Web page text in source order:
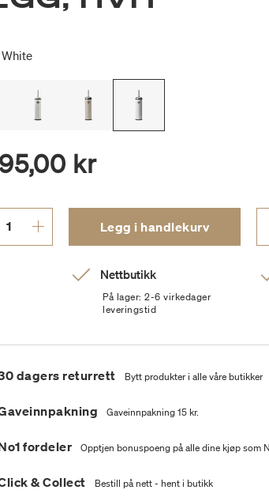
White
kr
Legg i handlekurv
Nettbutikk
På lager: 2-6 virkedager
leveringstid
dagers returrett Bytt produkter i alle våre butikker
Gaveinnpakning 15 kr.
fordeler Opptjen bonuspoeng på alle dine kjøp som
& Collect Bestill på nett - hent i butikk